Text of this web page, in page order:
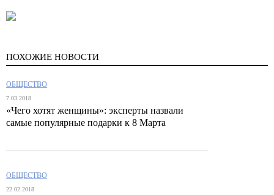
ПОХОЖИЕ НОВОСТИ
ОБЩЕСТВО
7.03.2018
«Чего хотят женщины»: эксперты назвали
самые популярные подарки к 8 Марта
ОБЩЕСТВО
22.02.2018